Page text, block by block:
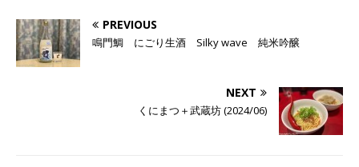
PREVIOUS
鳴門鯛 にごり生酒 Silky wave 純米吟醸
NEXT
くにまつ＋武蔵坊 (2024/06)